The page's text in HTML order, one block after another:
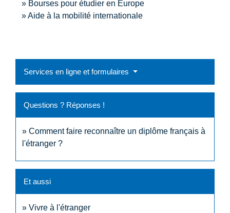
Bourses pour étudier en Europe
Aide à la mobilité internationale
Services en ligne et formulaires
Questions ? Réponses !
Comment faire reconnaître un diplôme français à
l'étranger ?
Et aussi
Vivre à l'étranger